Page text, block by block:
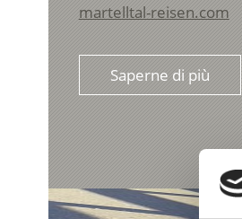
martelltal-reisen.com
Saperne di più